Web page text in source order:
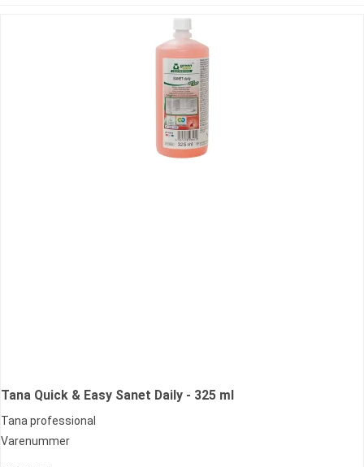
Tana Quick & Easy Sanet Daily - 325 ml
Tana professional
Varenummer